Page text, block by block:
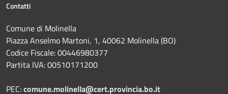
Contatti
Comune di Molinella
Piazza Anselmo Martoni, 1, 40062 Molinella (BO)
Codice Fiscale: 00446980377
Partita IVA: 00510171200
PEC:comune.molinella@cert.provincia.bo.it